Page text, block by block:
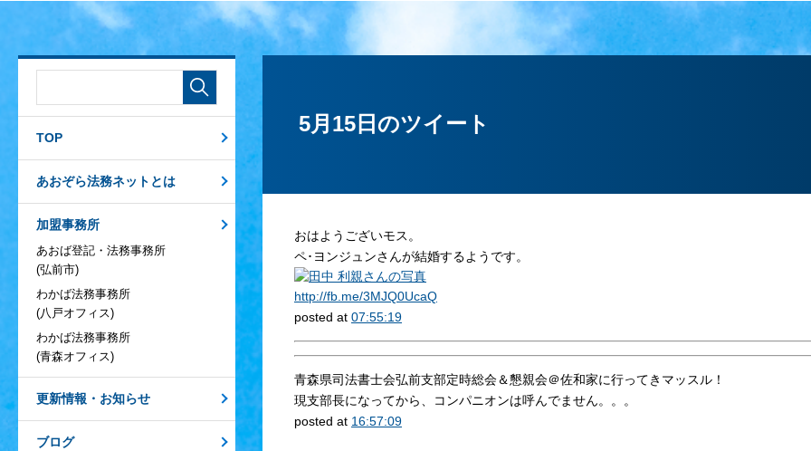
5月15日のツイート
おはようございモス。
ペ･ヨンジュンさんが結婚するようです。
http://fb.me/3MJQ0UcaQ
posted at 07:55:19
青森県司法書士会弘前支部定時総会＆懇親会＠佐和家に行ってきマッスル！
現支部長になってから、コンパニオンは呼んでません。。。
posted at 16:57:09
TOP
あおぞら法務ネットとは
加盟事務所
あおば登記・法務事務所
(弘前市)
わかば法務事務所
(八戸オフィス)
わかば法務事務所
(青森オフィス)
更新情報・お知らせ
ブログ